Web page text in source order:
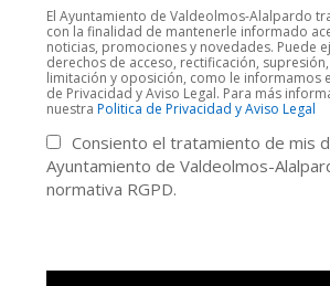
El Ayuntamiento de Valdeolmos-Alalpardo
con la finalidad de mantenerle informado
noticias, promociones y novedades. Puede
derechos de acceso, rectificación,
limitación y oposición, como le informamos
de Privacidad y Aviso Legal. Para más
nuestra Politica de Privacidad y Aviso Legal
Consiento el tratamiento de mis
Ayuntamiento de Valdeolmos-
normativa RGPD.